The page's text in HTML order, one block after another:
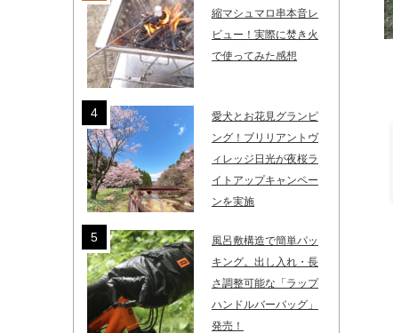
縮マシュマロ串本音レ
ビュー！実際に焚き火
で使ってみた感想
愛犬とお花見グランピ
ング！ブリリアントヴ
ィレッジ日光が夜桜ラ
イトアップキャンペー
ンを実施
風呂敷構造で簡単パッ
キング。出し入れ・長
さ調整可能な「ラップ
ハンドルバーバッグ」
発売！